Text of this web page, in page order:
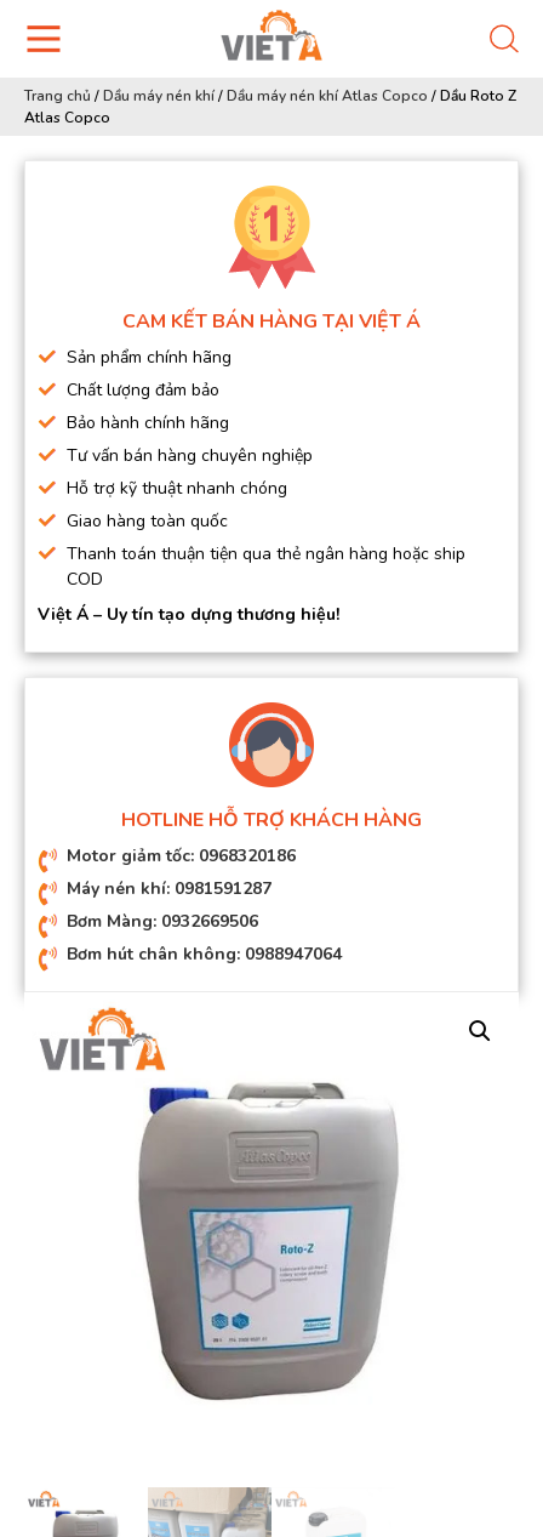
Trang chủ /Dầu máy nén khí/Dầu máy nén khí Atlas Copco /Dầu Roto Z
Atlas Copco
CAM KẾT BÁN HÀNG TẠI VIỆT Á
Sản phẩm chính hãng
Chất lượng đảm bảo
Bảo hành chính hãng
Tư vấn bán hàng chuyên nghiệp
Hỗ trợ kỹ thuật nhanh chóng
Giao hàng toàn quốc
Thanh toán thuận tiện qua thẻ ngân hàng hoặc ship
COD
Việt Á – Uy tín tạo dựng thương hiệu!
HOTLINE HỖ TRỢ KHÁCH HÀNG
Motor giảm tốc: 0968320186
Máy nén khí: 0981591287
Bơm Màng: 0932669506
Bơm hút chân không: 0988947064